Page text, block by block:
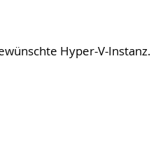
Hyper-V-Instanz.